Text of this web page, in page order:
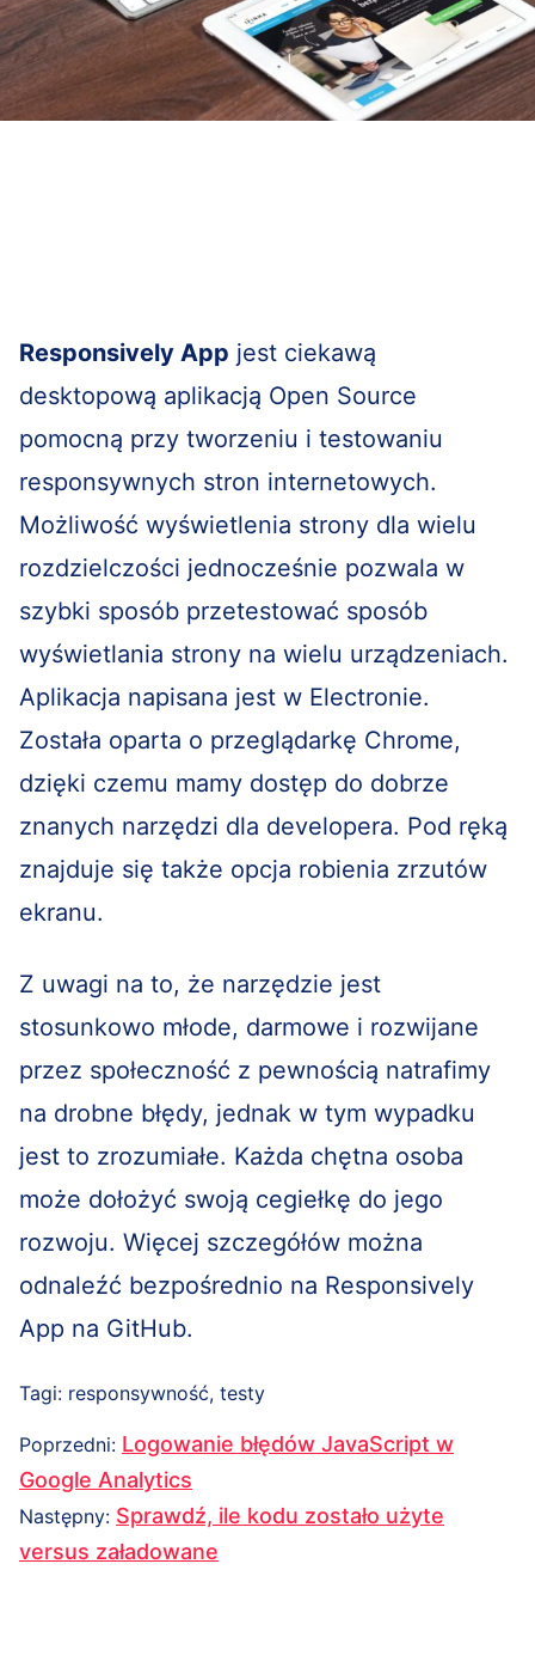
Responsively App jest ciekawą
desktopową aplikacją Open Source
pomocną przy tworzeniu i testowaniu
responsywnych stron internetowych.
Możliwość wyświetlenia strony dla wielu
rozdzielczości jednocześnie pozwala w
szybki sposób przetestować sposób
wyświetlania strony na wielu urządzeniach.
Aplikacja napisana jest w Electronie.
Została oparta o przeglądarkę Chrome,
dzięki czemu mamy dostęp do dobrze
znanych narzędzi dla developera. Pod ręką
znajduje się także opcja robienia zrzutów
ekranu.
Z uwagi na to, że narzędzie jest
stosunkowo młode, darmowe i rozwijane
przez społeczność z pewnością natrafimy
na drobne błędy, jednak w tym wypadku
jest to zrozumiałe. Każda chętna osoba
może dołożyć swoją cegiełkę do jego
rozwoju. Więcej szczegółów można
odnaleźć bezpośrednio na Responsively
App na GitHub.
Tagi: responsywność, testy
Nawigacja
wpisu
Poprzedni: Poprzedni
wpis:
Logowanie błędów JavaScript w
Google Analytics
Następny: Następny
wpis:
Sprawdź, ile kodu zostało użyte
versus załadowane